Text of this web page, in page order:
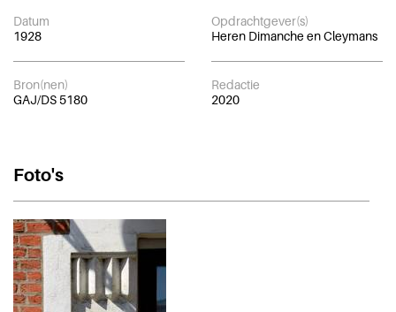
Datum
1928
Opdrachtgever(s)
Heren Dimanche en Cleymans
Bron(nen)
GAJ/DS 5180
Redactie
2020
Foto's